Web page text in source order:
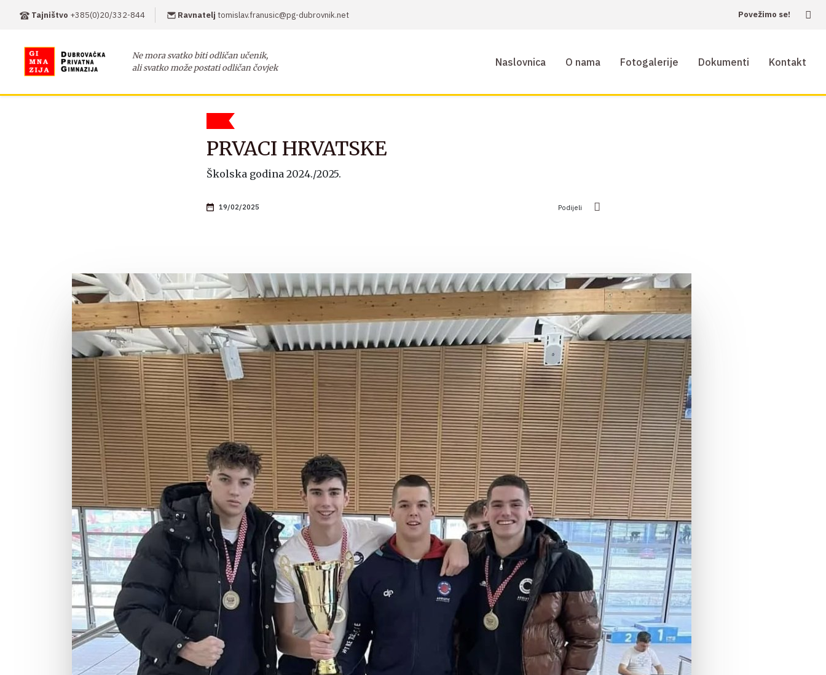
Tajništvo +385(0)20/332-844 Ravnatelj tomislav.franusic@pg-dubrovnik.net Povežimo se!
Ne mora svatko biti odličan učenik,
ali svatko može postati odličan čovjek
Naslovnica O nama Fotogalerije Dokumenti Kontakt
PRVACI HRVATSKE
Školska godina 2024./2025.
19/02/2025 Podijeli